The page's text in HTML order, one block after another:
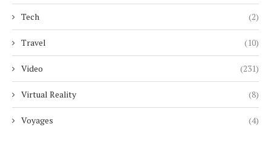
Tech (2)
Travel (10)
Video (231)
Virtual Reality (8)
Voyages (4)